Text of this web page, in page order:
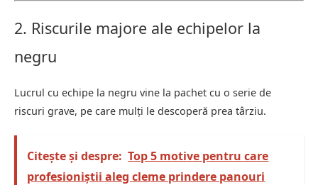
2. Riscurile majore ale echipelor la
negru
Lucrul cu echipe la negru vine la pachet cu o serie de
riscuri grave, pe care mulți le descoperă prea târziu.
Citește și despre: Top 5 motive pentru care
profesioniștii aleg cleme prindere panouri